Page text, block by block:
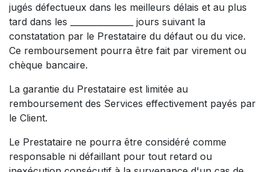
jugés défectueux dans les meilleurs délais et au plus
tard dans les _______________ jours suivant la
constatation par le Prestataire du défaut ou du vice.
Ce remboursement pourra être fait par virement ou
chèque bancaire.
La garantie du Prestataire est limitée au
remboursement des Services effectivement payés par
le Client.
Le Prestataire ne pourra être considéré comme
responsable ni défaillant pour tout retard ou